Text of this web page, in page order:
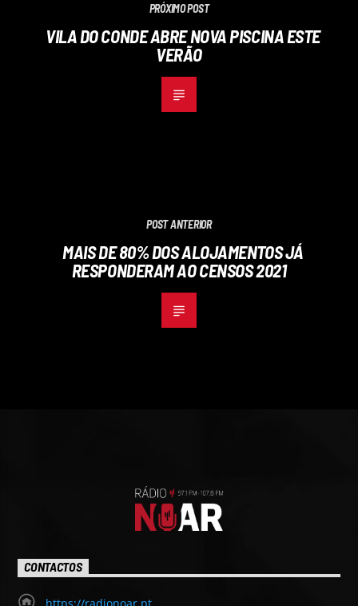
PRÓXIMO POST
VILA DO CONDE ABRE NOVA PISCINA ESTE
VERÃO
POST ANTERIOR
MAIS DE 80% DOS ALOJAMENTOS JÁ
RESPONDERAM AO CENSOS 2021
CONTACTOS